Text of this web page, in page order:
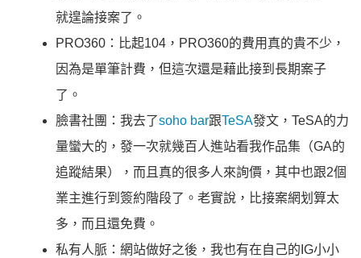
就遑論接案了。
PRO360：比起104，PRO360的費用真的貴不少，
因為是單筆計費，但這次還是藉此接到長期案子
了。
臉書社團：我去了soho bar跟TeSA發文，TeSA的力
量蠻大的，發一次就幾百人進站看我作品集（GA的
追蹤結果），而且真的很多人來詢價，其中也跟2個
業主進行到簽約階段了。老實說，比接案網划算太
多，而且還免費。
私有人脈：網站做好之後，我也有在自己的IG小小